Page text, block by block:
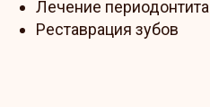
Лечение периодонтита
Реставрация зубов